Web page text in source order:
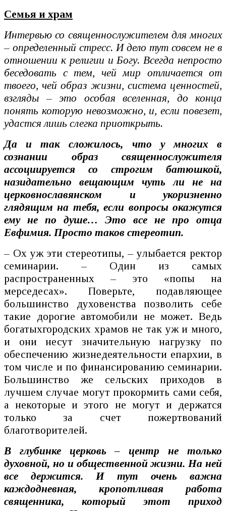
Семья и храм
Интервью со священнослужителем для многих
– определенный стресс. И дело тут совсем не в
отношении к религии и Богу. Всегда непросто
беседовать с тем, чей мир отличается от
твоего, чей образ жизни, система ценностей,
взгляды – это особая вселенная, до конца
понять которую невозможно, и, если повезет,
удастся лишь слегка приоткрыть.
Да и так сложилось, что у многих в
сознании образ священнослужителя
ассоциируется со строгим батюшкой,
назидательно вещающим чуть ли не на
церковнославянском и укоризненно
глядящим на тебя, если вопросы окажутся
ему не по душе… Это все не про отца
Евфимия. Просто таков стереотип.
– Ох уж эти стереотипы, – улыбается ректор
семинарии. – Один из самых
распространенных – это «попы на
мерседесах». Поверьте, подавляющее
большинство духовенства позволить себе
такие дорогие автомобили не может. Ведь
богатыхгородских храмов не так уж и много,
и они несут значительную нагрузку по
обеспечению жизнедеятельности епархии, в
том числе и по финансированию семинарии.
Большинство же сельских приходов в
лучшем случае могут прокормить сами себя,
а некоторые и этого не могут и держатся
только за счет пожертвований
благотворителей.
В глубинке церковь – центр не только
духовной, но и общественной жизни. На ней
все держится. И тут очень важна
каждодневная, кропотливая работа
священника, который этот приход